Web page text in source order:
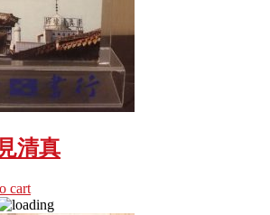
清真
cart